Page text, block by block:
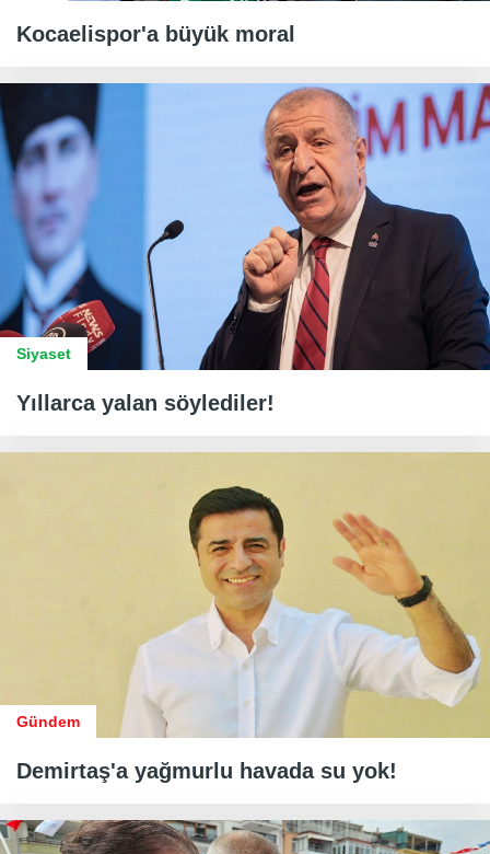
Kocaelispor'a büyük moral
Siyaset
Yıllarca yalan söylediler!
Gündem
Demirtaş'a yağmurlu havada su yok!